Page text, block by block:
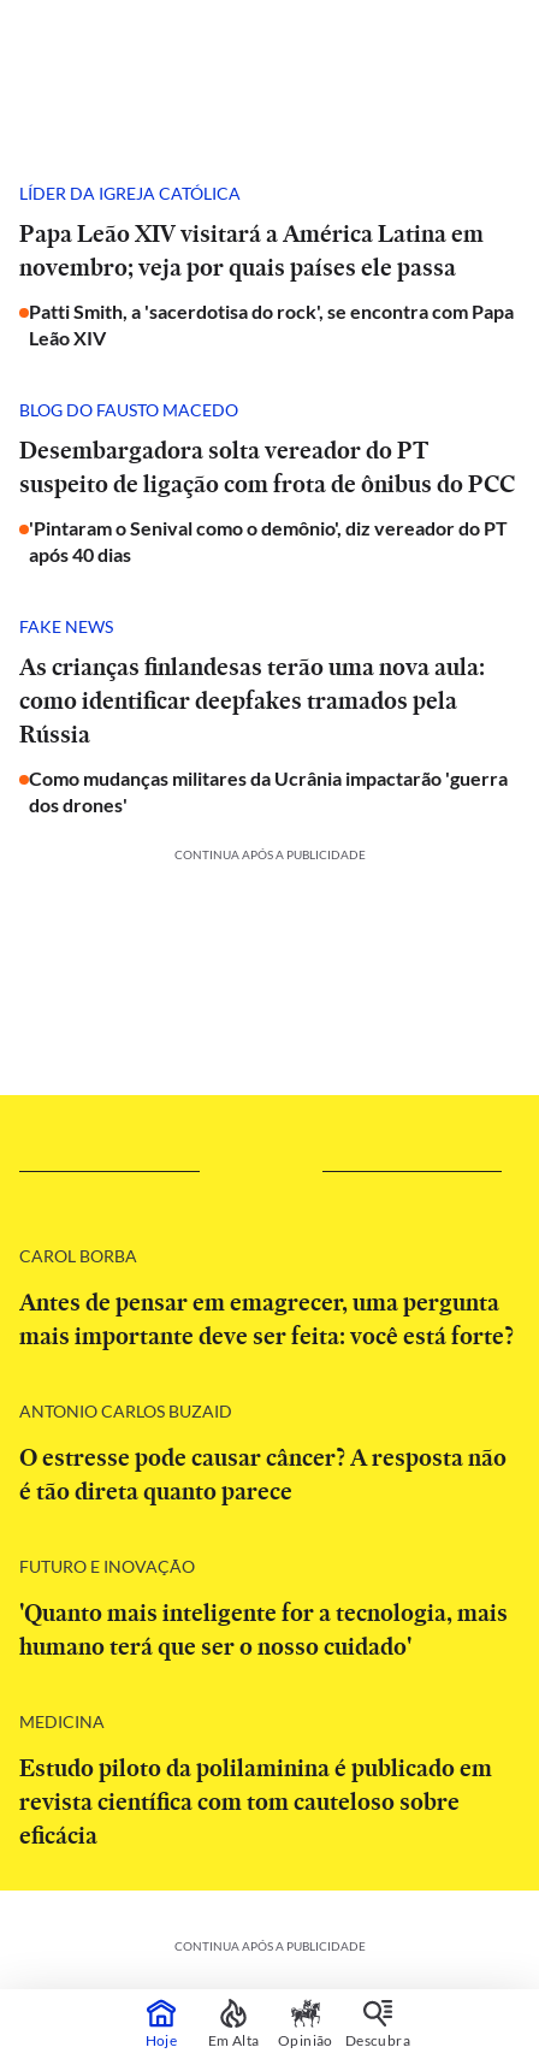
LÍDER DA IGREJA CATÓLICA
Papa Leão XIV visitará a América Latina em
novembro; veja por quais países ele passa
Patti Smith, a 'sacerdotisa do rock', se encontra com Papa
Leão XIV
BLOG DO FAUSTO MACEDO
Desembargadora solta vereador do PT
suspeito de ligação com frota de ônibus do PCC
'Pintaram o Senival como o demônio', diz vereador do PT
após 40 dias
FAKE NEWS
As crianças finlandesas terão uma nova aula:
como identificar deepfakes tramados pela
Rússia
Como mudanças militares da Ucrânia impactarão 'guerra
dos drones'
CONTINUA APÓS A PUBLICIDADE
CAROL BORBA
Antes de pensar em emagrecer, uma pergunta
mais importante deve ser feita: você está forte?
ANTONIO CARLOS BUZAID
O estresse pode causar câncer? A resposta não
é tão direta quanto parece
FUTURO E INOVAÇÃO
'Quanto mais inteligente for a tecnologia, mais
humano terá que ser o nosso cuidado'
MEDICINA
Estudo piloto da polilaminina é publicado em
revista científica com tom cauteloso sobre
eficácia
CONTINUA APÓS A PUBLICIDADE
Hoje Em Alta Opinião Descubra